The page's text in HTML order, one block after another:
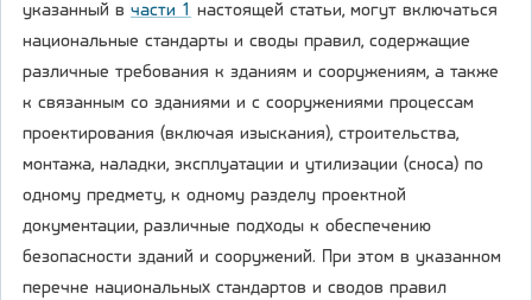
указанный в части 1 настоящей статьи, могут включаться
национальные стандарты и своды правил, содержащие
различные требования к зданиям и сооружениям, а также
к связанным со зданиями и с сооружениями процессам
проектирования (включая изыскания), строительства,
монтажа, наладки, эксплуатации и утилизации (сноса) по
одному предмету, к одному разделу проектной
документации, различные подходы к обеспечению
безопасности зданий и сооружений. При этом в указанном
перечне национальных стандартов и сводов правил